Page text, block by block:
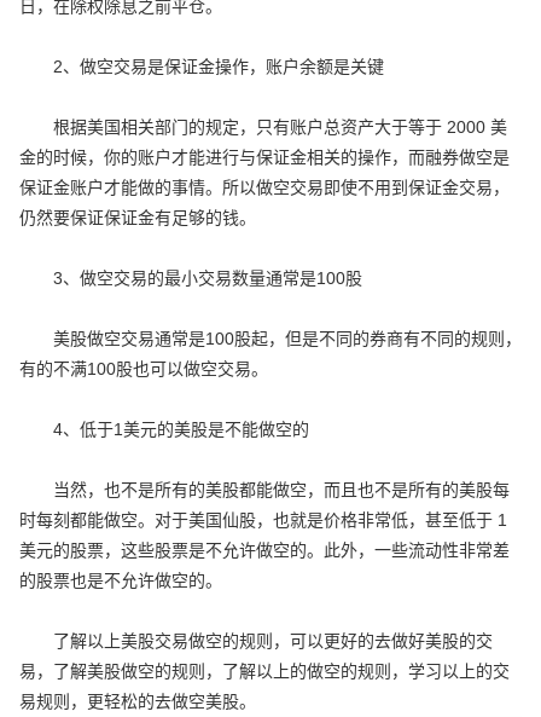
日，在除权除息之前平仓。
2、做空交易是保证金操作，账户余额是关键
根据美国相关部门的规定，只有账户总资产大于等于 2000 美
金的时候，你的账户才能进行与保证金相关的操作，而融券做空是
保证金账户才能做的事情。所以做空交易即使不用到保证金交易，
仍然要保证保证金有足够的钱。
3、做空交易的最小交易数量通常是100股
美股做空交易通常是100股起，但是不同的券商有不同的规则，
有的不满100股也可以做空交易。
4、低于1美元的美股是不能做空的
当然，也不是所有的美股都能做空，而且也不是所有的美股每
时每刻都能做空。对于美国仙股，也就是价格非常低，甚至低于 1
美元的股票，这些股票是不允许做空的。此外，一些流动性非常差
的股票也是不允许做空的。
了解以上美股交易做空的规则，可以更好的去做好美股的交
易，了解美股做空的规则，了解以上的做空的规则，学习以上的交
易规则，更轻松的去做空美股。